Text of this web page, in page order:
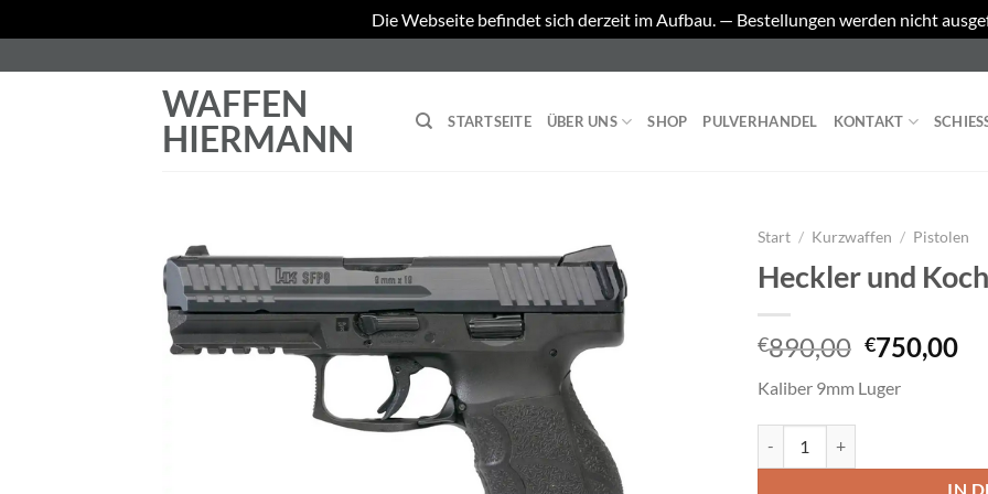
Die Webseite befindet sich derzeit im Aufbau. — Bestellungen werden nicht
Inhalt
WAFFEN
HIERMANN
STARTSEITE ÜBER UNS SHOP PULVERHANDEL KONTAKT
Start / Kurzwaffen / Pistolen
Heckler und
€890,00
Preis
war:
€750,00
Kaliber 9mm Luger
IN